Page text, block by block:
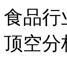
食品行
顶空分